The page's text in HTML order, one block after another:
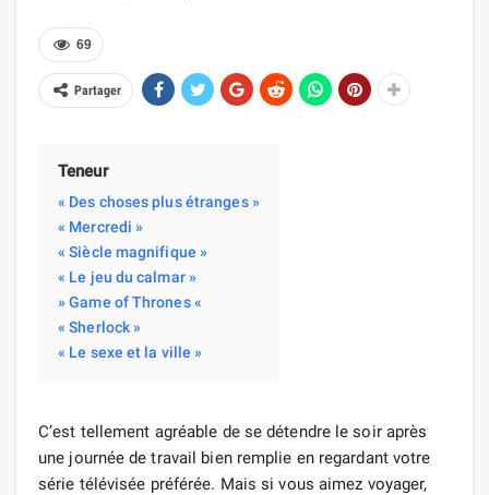
69
Partager
Teneur
« Des choses plus étranges »
« Mercredi »
« Siècle magnifique »
« Le jeu du calmar »
» Game of Thrones «
« Sherlock »
« Le sexe et la ville »
C’est tellement agréable de se détendre le soir après
une journée de travail bien remplie en regardant votre
série télévisée préférée. Mais si vous aimez voyager,